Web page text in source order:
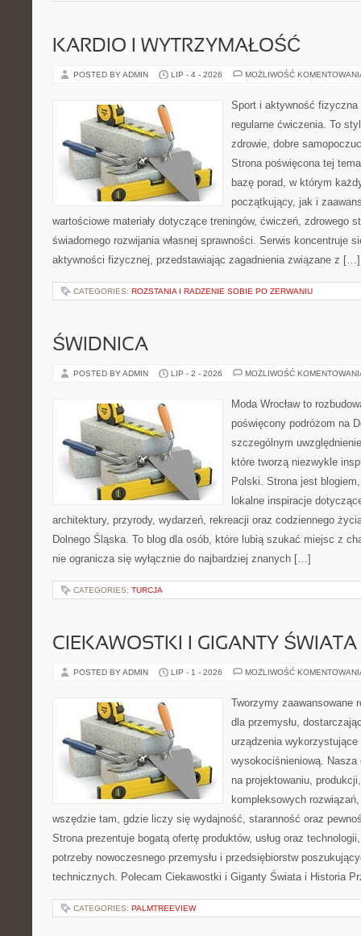
KARDIO I WYTRZYMAŁOŚĆ
POSTED BY ADMIN LIP - 4 - 2026 MOŻLIWOŚĆ
Sport i aktywność
regularne ćwiczenia. To
zdrowie, dobre
Strona poświęcona tej
bazę porad, w którym
początkujący, jak i
wartościowe materiały dotyczące treningów, ćwiczeń, zdrowego
świadomego rozwijania własnej sprawności. Serwis koncentruje
aktywności fizycznej, przedstawiając zagadnienia związane z […]
CATEGORIES: ROZSTANIA I RADZENIE SOBIE PO ZERWANIU
ŚWIDNICA
POSTED BY ADMIN LIP - 2 - 2026 MOŻLIWOŚĆ
Moda Wrocław to
poświęcony podróżom na
szczególnym
które tworzą niezwykle
Polski. Strona jest
lokalne inspiracje
architektury, przyrody, wydarzeń, rekreacji oraz codziennego
Dolnego Śląska. To blog dla osób, które lubią szukać miejsc z
nie ogranicza się wyłącznie do najbardziej znanych […]
CATEGORIES: TURCJA
CIEKAWOSTKI I GIGANTY ŚWIATA
POSTED BY ADMIN LIP - 1 - 2026 MOŻLIWOŚĆ
Tworzymy zaawansowane
dla przemysłu,
urządzenia wykorzystujące
wysokociśnieniową. Nasza
na projektowaniu,
kompleksowych
wszędzie tam, gdzie liczy się wydajność, staranność oraz
Strona prezentuje bogatą ofertę produktów, usług oraz
potrzeby nowoczesnego przemysłu i przedsiębiorstw
technicznych. Polecam Ciekawostki i Giganty Świata i Historia
CATEGORIES: PALMTREEVIEW